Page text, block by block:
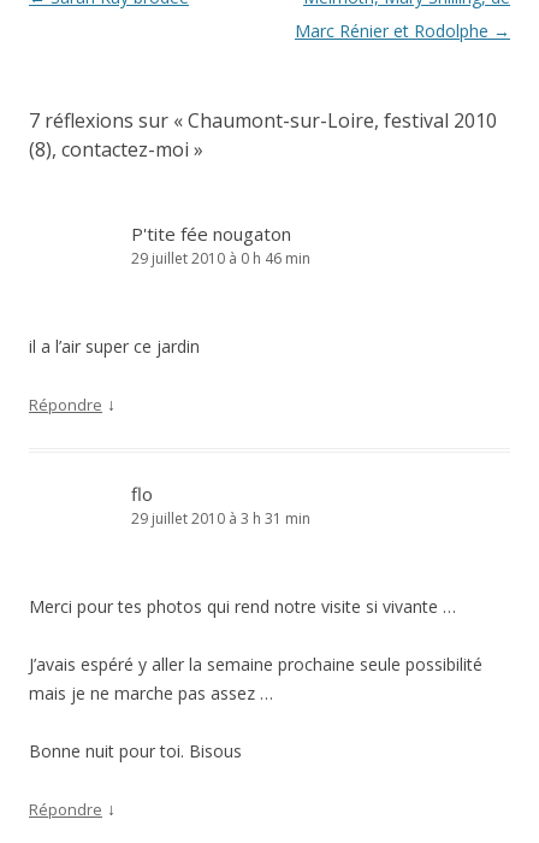
Marc Rénier et Rodolphe →
7 réflexions sur «Chaumont-sur-Loire, festival 2010
(8), contactez-moi »
P'tite fée nougaton
29 juillet 2010 à 0 h 46 min
il a l’air super ce jardin
Répondre ↓
flo
29 juillet 2010 à 3 h 31 min
Merci pour tes photos qui rend notre visite si vivante …
J’avais espéré y aller la semaine prochaine seule possibilité
mais je ne marche pas assez …
Bonne nuit pour toi. Bisous
Répondre ↓